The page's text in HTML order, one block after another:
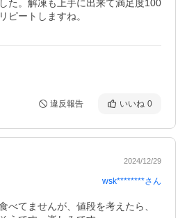
た。解凍も上手に出来て満足度100
ピートしますね。
違反報告 いいね 0
2024/12/29
wsk********さん
べてませんが、値段を考えたら、